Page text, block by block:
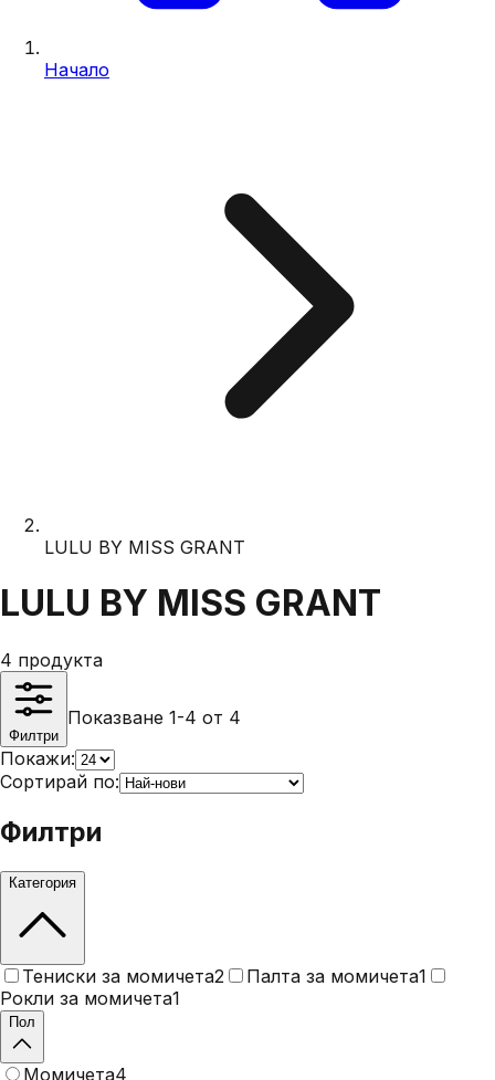
Начало
LULU BY MISS GRANT
LULU BY MISS GRANT
4 продукта
Филтри
Показване 1-4 от 4
Покажи:
Сортирай по:
Филтри
Категория
Тениски за момичета2 Палта за момичета1
Рокли за момичета1
Пол
Момичета4